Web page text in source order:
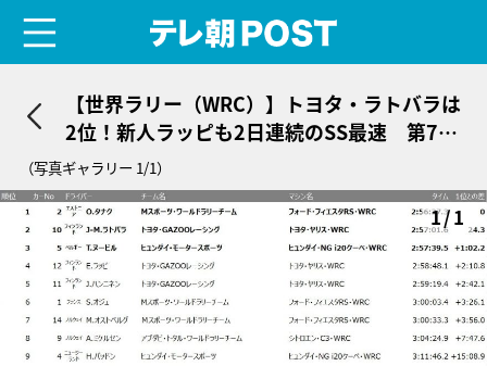
【世界ラリー（WRC）】トヨタ・ラトバラは
2位！新人ラッピも2日連続のSS最速 第7戦
ラリー・イタリア デイ3結果
（写真ギャラリー 1/1）
1/1